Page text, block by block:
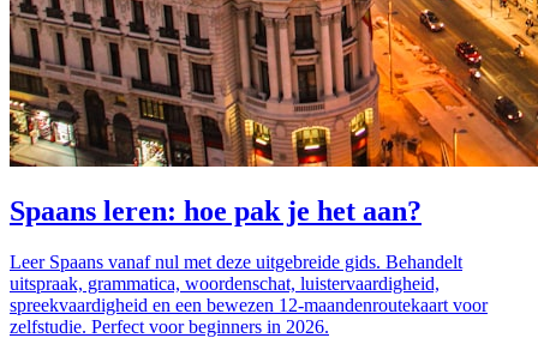
Spaans leren: hoe pak je het aan?
Leer Spaans vanaf nul met deze uitgebreide gids. Behandelt
uitspraak, grammatica, woordenschat, luistervaardigheid,
spreekvaardigheid en een bewezen 12-maandenroutekaart voor
zelfstudie. Perfect voor beginners in 2026.